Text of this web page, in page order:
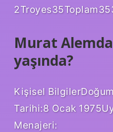
Murat
yaşında?
Kişisel
Tarihi:8 Ocak
Menajeri: